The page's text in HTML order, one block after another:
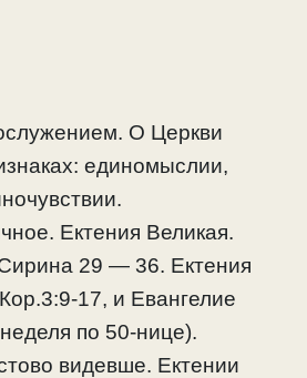
О Церкви
единомыслии,
Ектения Великая.
29 — 36. Ектения
17, и Евангелие
по 50-нице).
видевше. Ектении